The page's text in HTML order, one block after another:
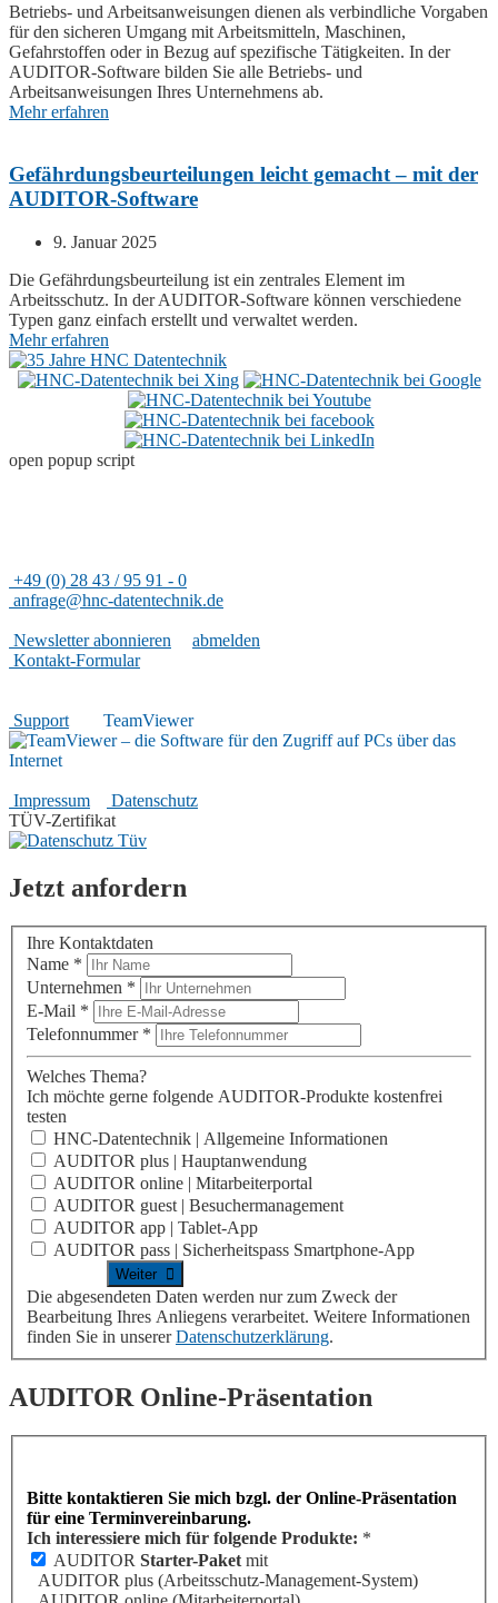
Betriebs- und Arbeitsanweisungen dienen als verbindliche Vorgaben
für den sicheren Umgang mit Arbeitsmitteln, Maschinen,
Gefahrstoffen oder in Bezug auf spezifische Tätigkeiten. In der
AUDITOR-Software bilden Sie alle Betriebs- und
Arbeitsanweisungen Ihres Unternehmens ab.
Mehr erfahren
Gefährdungsbeurteilungen leicht gemacht – mit der
AUDITOR-Software
9. Januar 2025
Die Gefährdungsbeurteilung ist ein zentrales Element im
Arbeitsschutz. In derAUDITOR-Software können verschiedene
Typen ganz einfach erstellt und verwaltet werden.
Mehr erfahren
open popup script
+49 (0) 28 43 / 95 91 - 0
anfrage@hnc-datentechnik.de
Newsletter abonnieren
abmelden
Kontakt-Formular
Support
TeamViewer
Impressum
Datenschutz
TÜV-Zertifikat
Jetzt anfordern
Ihre Kontaktdaten
Name *
Unternehmen *
E-Mail *
Telefonnummer *
Welches Thema?
Ich möchte gerne folgende AUDITOR-Produkte kostenfrei
testen
HNC-Datentechnik | Allgemeine Informationen
AUDITOR plus | Hauptanwendung
AUDITOR online | Mitarbeiterportal
AUDITOR guest | Besuchermanagement
AUDITOR app | Tablet-App
AUDITOR pass | Sicherheitspass Smartphone-App
Die abgesendeten Daten werden nur zum Zweck der
Bearbeitung Ihres Anliegens verarbeitet. Weitere Informationen
finden Sie in unsererDatenschutzerklärung.
AUDITOROnline-Präsentation
Bitte kontaktieren Sie mich bzgl. der Online-Präsentation
für eine Terminvereinbarung.
Ich interessiere mich für folgende Produkte: *
AUDITOR Starter-Paket mit
AUDITOR plus (Arbeitsschutz-Management-System)